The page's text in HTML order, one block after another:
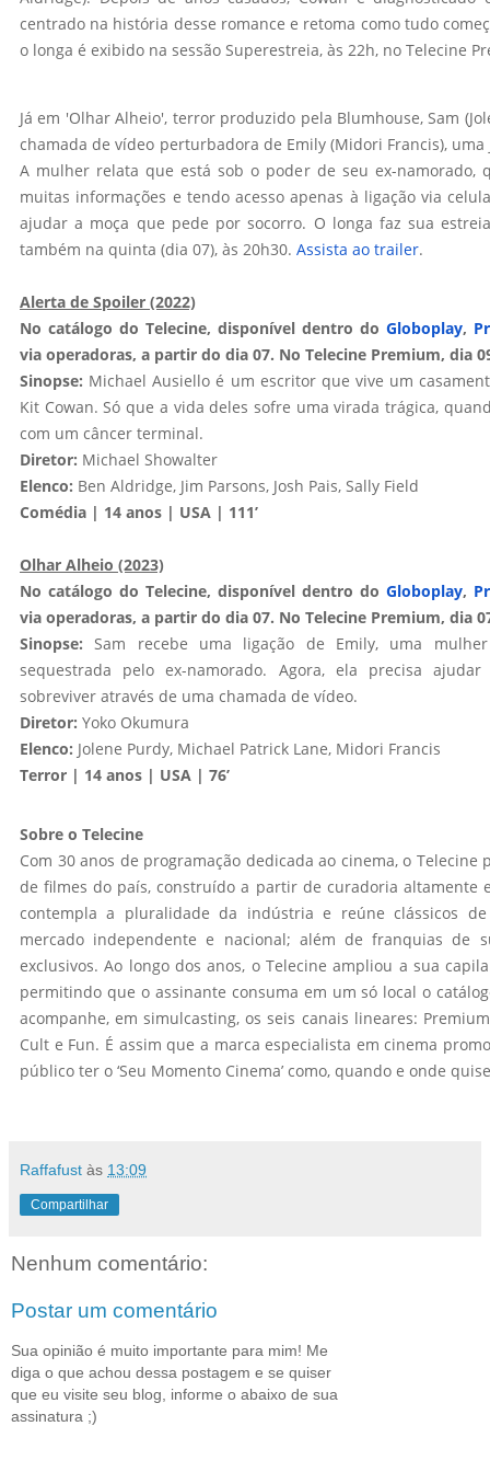
centrado na história desse romance e retoma como tudo
o longa é exibido na sessão Superestreia, às 22h, no Telecine
Já em 'Olhar Alheio', terror produzido pela Blumhouse, Sam
chamada de vídeo perturbadora de Emily (Midori Francis), uma
A mulher relata que está sob o poder de seu ex-namorado,
muitas informações e tendo acesso apenas à ligação via
ajudar a moça que pede por socorro. O longa faz sua
também na quinta (dia 07), às 20h30. Assista ao trailer.
Alerta de Spoiler (2022)
No catálogo do Telecine, disponível dentro do Globoplay,
via operadoras, a partir do dia 07. No Telecine Premium, dia
Sinopse: Michael Ausiello é um escritor que vive um
Kit Cowan. Só que a vida deles sofre uma virada trágica,
com um câncer terminal.
Diretor: Michael Showalter
Elenco: Ben Aldridge, Jim Parsons, Josh Pais, Sally Field
Comédia | 14 anos | USA | 111’
Olhar Alheio (2023)
No catálogo do Telecine, disponível dentro do Globoplay,
via operadoras, a partir do dia 07. No Telecine Premium, dia
Sinopse: Sam recebe uma ligação de Emily, uma
sequestrada pelo ex-namorado. Agora, ela precisa
sobreviver através de uma chamada de vídeo.
Diretor: Yoko Okumura
Elenco: Jolene Purdy, Michael Patrick Lane, Midori Francis
Terror | 14 anos | USA | 76’
Sobre o Telecine
Com 30 anos de programação dedicada ao cinema, o Telecine
de filmes do país, construído a partir de curadoria altamente
contempla a pluralidade da indústria e reúne clássicos
mercado independente e nacional; além de franquias de
exclusivos. Ao longo dos anos, o Telecine ampliou a sua
permitindo que o assinante consuma em um só local o
acompanhe, em simulcasting, os seis canais lineares:
Cult e Fun. É assim que a marca especialista em cinema
público ter o ‘Seu Momento Cinema’ como, quando e onde
Raffafust às 13:09
Compartilhar
Nenhum comentário:
Postar um comentário
Sua opinião é muito importante para mim! Me
diga o que achou dessa postagem e se quiser
que eu visite seu blog, informe o abaixo de sua
assinatura ;)